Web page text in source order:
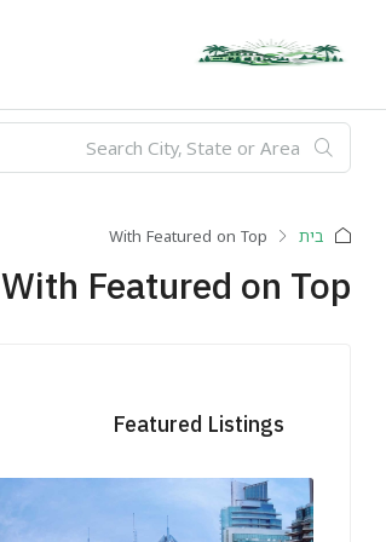
בית With Featured on Top
With Featured on Top
Featured Listings